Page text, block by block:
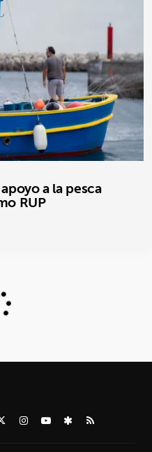
a la pesca
RUP